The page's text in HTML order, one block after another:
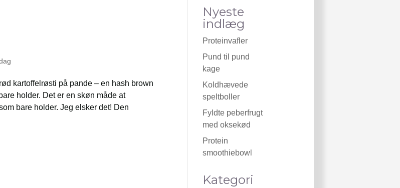
kartoffelrøsti på pande – en hash brown
holder. Det er en skøn måde at
bare holder. Jeg elsker det! Den
Nyeste
indlæg
Proteinvafler
Pund til pund
kage
Koldhævede
speltboller
Fyldte peberfrugt
med oksekød
Protein
smoothiebowl
Kategori